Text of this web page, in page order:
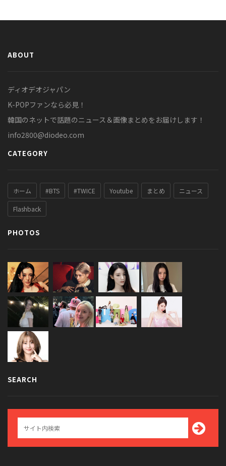
ABOUT
ディオデオジャパン
K-POPファンなら必見！
韓国のネットで話題のニュース＆画像まとめをお届けします！
info2800@diodeo.com
CATEGORY
ホーム #BTS #TWICE Youtube まとめ ニュース
Flashback
PHOTOS
SEARCH